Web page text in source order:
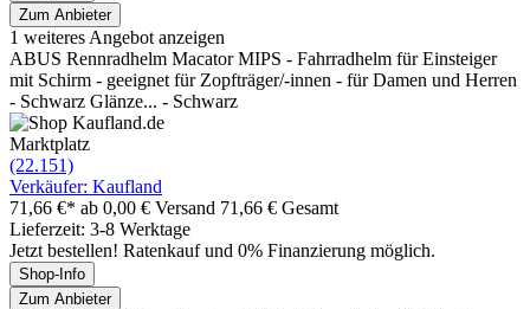
Zum Anbieter
1 weiteres Angebot anzeigen
ABUS Rennradhelm Macator MIPS - Fahrradhelm für Einsteiger
mit Schirm - geeignet für Zopfträger/-innen - für Damen und Herren
- Schwarz Glänze... - Schwarz
Marktplatz
(22.151)
Verkäufer: Kaufland
71,66 €* ab 0,00 € Versand 71,66 € Gesamt
Lieferzeit: 3-8 Werktage
Jetzt bestellen! Ratenkauf und 0% Finanzierung möglich.
Shop-Info
Zum Anbieter